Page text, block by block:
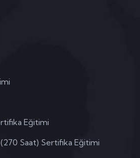
Eğitimi
Saat) Sertifika Eğitimi